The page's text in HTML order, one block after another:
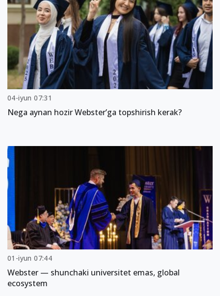
04-iyun 07:31
Nega aynan hozir Webster’ga topshirish kerak?
01-iyun 07:44
Webster — shunchaki universitet emas, global
ecosystem